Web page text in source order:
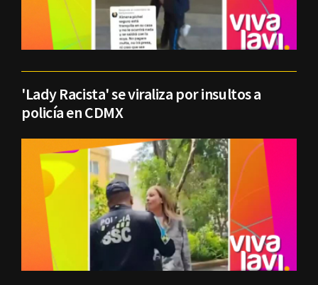
'Lady Racista' se viraliza por insultos a
policía en CDMX